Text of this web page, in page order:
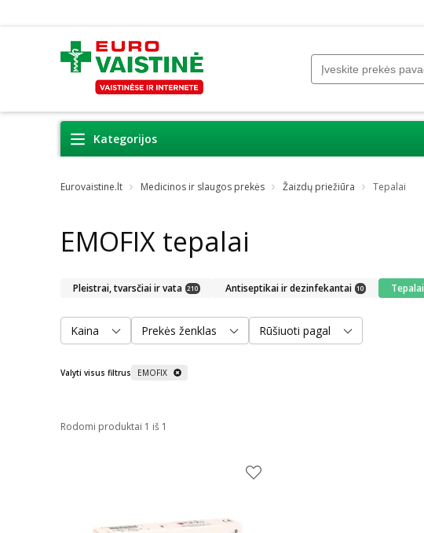
Kategorijos
Eurovaistine.lt Medicinos ir slaugos prekės Žaizdų priežiūra Tepalai
EMOFIX tepalai
Pleistrai, tvarsčiai ir vata 210 Antiseptikai ir dezinfekantai 10 Tepalai
Kaina Prekės ženklas Rūšiuoti pagal
Valyti visus filtrus EMOFIX
Rodomi produktai 1 iš 1